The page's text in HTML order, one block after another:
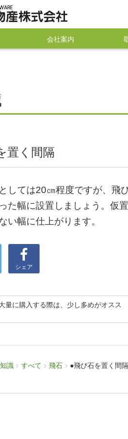
会社案内
置く間隔
しては20㎝程度ですが、飛
た幅に設置しましょう。仮
い幅に仕上がります。
シェア
量に購入する際は、少し多めがオスス
識 すべて 飛石 ●飛び石を置く間隔